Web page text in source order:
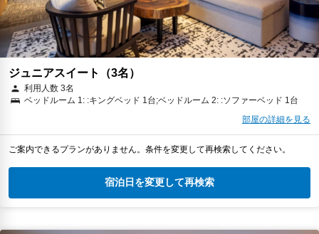
ジュニアスイート（3名）
利用人数 3名
ベッドルーム 1: :キングベッド 1台;ベッドルーム 2: :ソファーベッド 1台
部屋の詳細を見る
ご案内できるプランがありません。条件を変更して再検索してください。
宿泊日を変更して再検索